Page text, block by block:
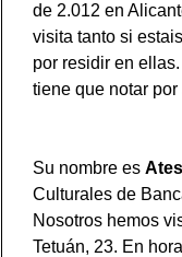
de 2.012 en
visita tanto si
por residir en
tiene que notar
Su nombre es
Culturales de
Nosotros hemos
Tetuán, 23. En